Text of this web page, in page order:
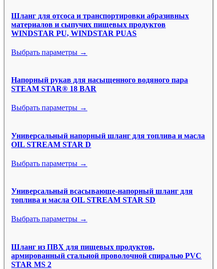
Шланг для отсоса и транспортировки абразивных
материалов и сыпучих пищевых продуктов
WINDSTAR PU, WINDSTAR PUAS
Выбрать параметры →
Напорный рукав для насыщенного водяного пара
STEAM STAR® 18 BAR
Выбрать параметры →
Универсальный напорный шланг для топлива и масла
OIL STREAM STAR D
Выбрать параметры →
Универсальный всасывающе-напорный шланг для
топлива и масла OIL STREAM STAR SD
Выбрать параметры →
Шланг из ПВХ для пищевых продуктов,
армированный стальной проволочной спиралью PVC
STAR MS 2